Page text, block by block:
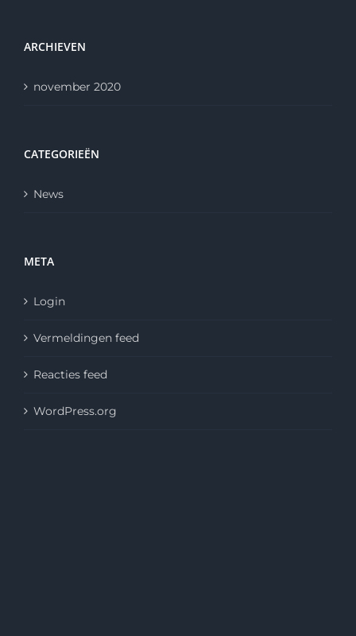
ARCHIEVEN
november 2020
CATEGORIEËN
News
META
Login
Vermeldingen feed
Reacties feed
WordPress.org